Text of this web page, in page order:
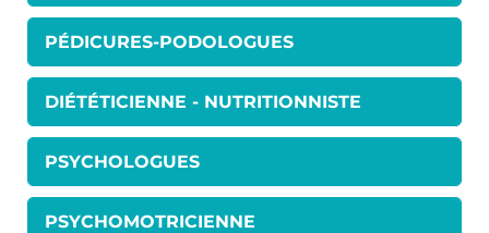
PÉDICURES-PODOLOGUES
DIÉTÉTICIENNE - NUTRITIONNISTE
PSYCHOLOGUES
PSYCHOMOTRICIENNE